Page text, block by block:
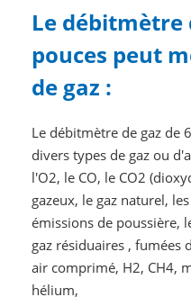
Le débitmètre
pouces peut
de gaz :
Le débitmètre de gaz de
divers types de gaz ou
l'O2, le CO, le CO2
gazeux, le gaz naturel,
émissions de poussière,
gaz résiduaires , fumées
air comprimé, H2, CH4,
hélium,